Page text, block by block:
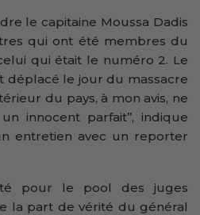
le capitaine Moussa Dadis
qui ont été membres du
qui était le numéro 2. Le
déplacé le jour du massacre
du pays, à mon avis, ne
innocent parfait’’, indique
entretien avec un reporter
pour le pool des juges
la part de vérité du général